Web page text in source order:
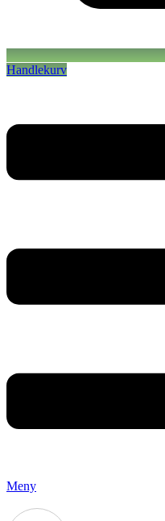
Handlekurv
Meny